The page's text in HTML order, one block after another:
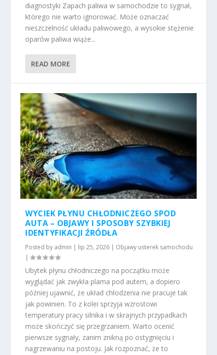
diagnostyki Zapach paliwa w samochodzie to sygnał,
którego nie warto ignorować. Może oznaczać
nieszczelność układu paliwowego, a wysokie stężenie
oparów paliwa wiąże...
READ MORE
WYCIEK PŁYNU CHŁODNICZEGO SPOD
AUTA – OBJAWY I SPOSOBY SZYBKIEJ
IDENTYFIKACJI ŹRÓDŁA
Posted by admin | lip 25, 2026 | Objawy usterek samochodu
|
Ubytek płynu chłodniczego na początku może
wyglądać jak zwykła plama pod autem, a dopiero
później ujawnić, że układ chłodzenia nie pracuje tak
jak powinien. To z kolei sprzyja wzrostowi
temperatury pracy silnika i w skrajnych przypadkach
może skończyć się przegrzaniem. Warto ocenić
pierwsze sygnały, zanim znikną po ostygnięciu i
nagrzewaniu na postoju. Jak rozpoznać, że to